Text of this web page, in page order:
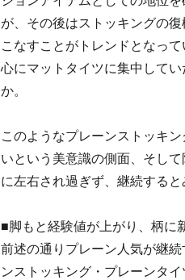
が、その後はストッキングの
こなすことがトレンドとなっ
心にマットタイツに集中して
か。
このようなプレーンストッキ
いという美意識の側面、そし
に左右され過ぎず、継続すると
■脚もと経験値が上がり、柄に
前述の通りプレーン人気が継
ンストッキング・プレーンタ